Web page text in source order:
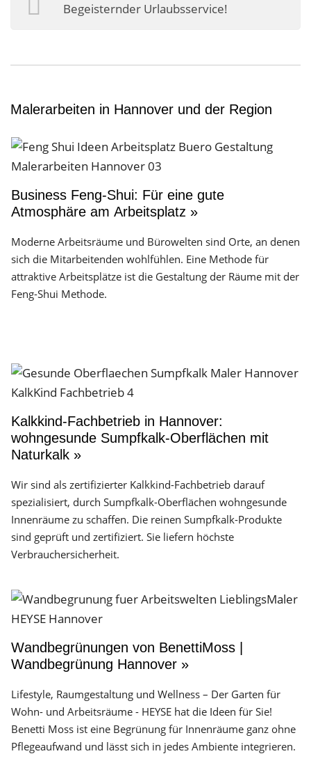
Begeisternder Urlaubsservice!
Malerarbeiten in Hannover und der Region
Business Feng-Shui: Für eine gute
Atmosphäre am Arbeitsplatz »
Moderne Arbeitsräume und Bürowelten sind Orte, an denen
sich die Mitarbeitenden wohlfühlen. Eine Methode für
attraktive Arbeitsplätze ist die Gestaltung der Räume mit der
Feng-Shui Methode.
Kalkkind-Fachbetrieb in Hannover:
wohngesunde Sumpfkalk-Oberflächen mit
Naturkalk »
Wir sind als zertifizierter Kalkkind-Fachbetrieb darauf
spezialisiert, durch Sumpfkalk-Oberflächen wohngesunde
Innenräume zu schaffen. Die reinen Sumpfkalk-Produkte
sind geprüft und zertifiziert. Sie liefern höchste
Verbrauchersicherheit.
Wandbegrünungen von BenettiMoss |
Wandbegrünung Hannover »
Lifestyle, Raumgestaltung und Wellness – Der Garten für
Wohn- und Arbeitsräume - HEYSE hat die Ideen für Sie!
Benetti Moss ist eine Begrünung für Innenräume ganz ohne
Pflegeaufwand und lässt sich in jedes Ambiente integrieren.